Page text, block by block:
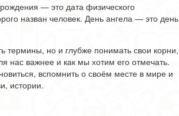
— это дата физического
назван человек. День ангела — это день
термины, но и глубже понимать свои корни,
нас важнее и как мы хотим его отмечать.
вспомнить о своём месте в мире и
истории.